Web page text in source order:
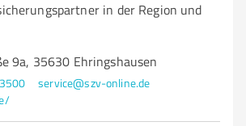
in der Region und
9a, 35630 Ehringshausen
service@szv-online.de